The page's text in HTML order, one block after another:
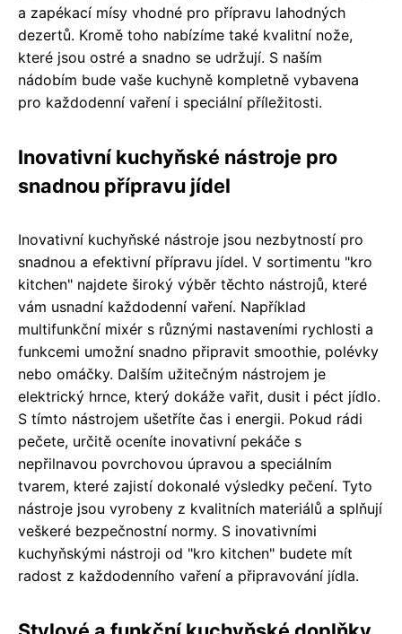
a zapékací mísy vhodné pro přípravu lahodných
dezertů. Kromě toho nabízíme také kvalitní nože,
které jsou ostré a snadno se udržují. S naším
nádobím bude vaše kuchyně kompletně vybavena
pro každodenní vaření i speciální příležitosti.
Inovativní kuchyňské nástroje pro
snadnou přípravu jídel
Inovativní kuchyňské nástroje jsou nezbytností pro
snadnou a efektivní přípravu jídel. V sortimentu "kro
kitchen" najdete široký výběr těchto nástrojů, které
vám usnadní každodenní vaření. Například
multifunkční mixér s různými nastaveními rychlosti a
funkcemi umožní snadno připravit smoothie, polévky
nebo omáčky. Dalším užitečným nástrojem je
elektrický hrnce, který dokáže vařit, dusit i péct jídlo.
S tímto nástrojem ušetříte čas i energii. Pokud rádi
pečete, určitě oceníte inovativní pekáče s
nepřilnavou povrchovou úpravou a speciálním
tvarem, které zajistí dokonalé výsledky pečení. Tyto
nástroje jsou vyrobeny z kvalitních materiálů a splňují
veškeré bezpečnostní normy. S inovativními
kuchyňskými nástroji od "kro kitchen" budete mít
radost z každodenního vaření a připravování jídla.